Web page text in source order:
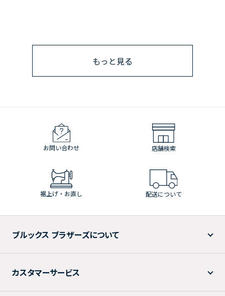
もっと見る
お問い合わせ 店舗検索
裾上げ・お直し 配送について
ブルックス ブラザーズについて
カスタマーサービス